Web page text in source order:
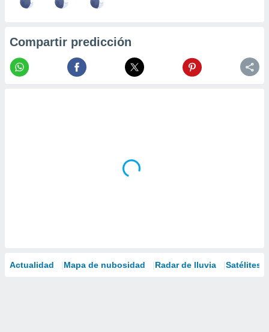
Compartir predicción
Actualidad Mapa de nubosidad Radar de lluvia Satélites